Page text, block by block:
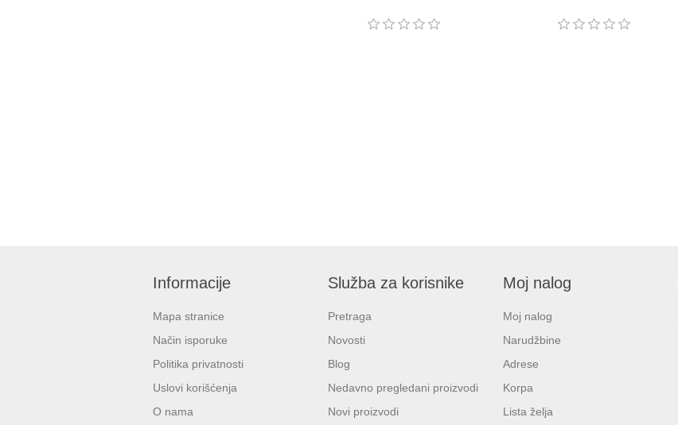
Informacije
Mapa stranice
Način isporuke
Politika privatnosti
Uslovi korišćenja
O nama
Služba za korisnike
Pretraga
Novosti
Blog
Nedavno pregledani proizvodi
Novi proizvodi
Moj nalog
Moj nalog
Narudžbine
Adrese
Korpa
Lista želja